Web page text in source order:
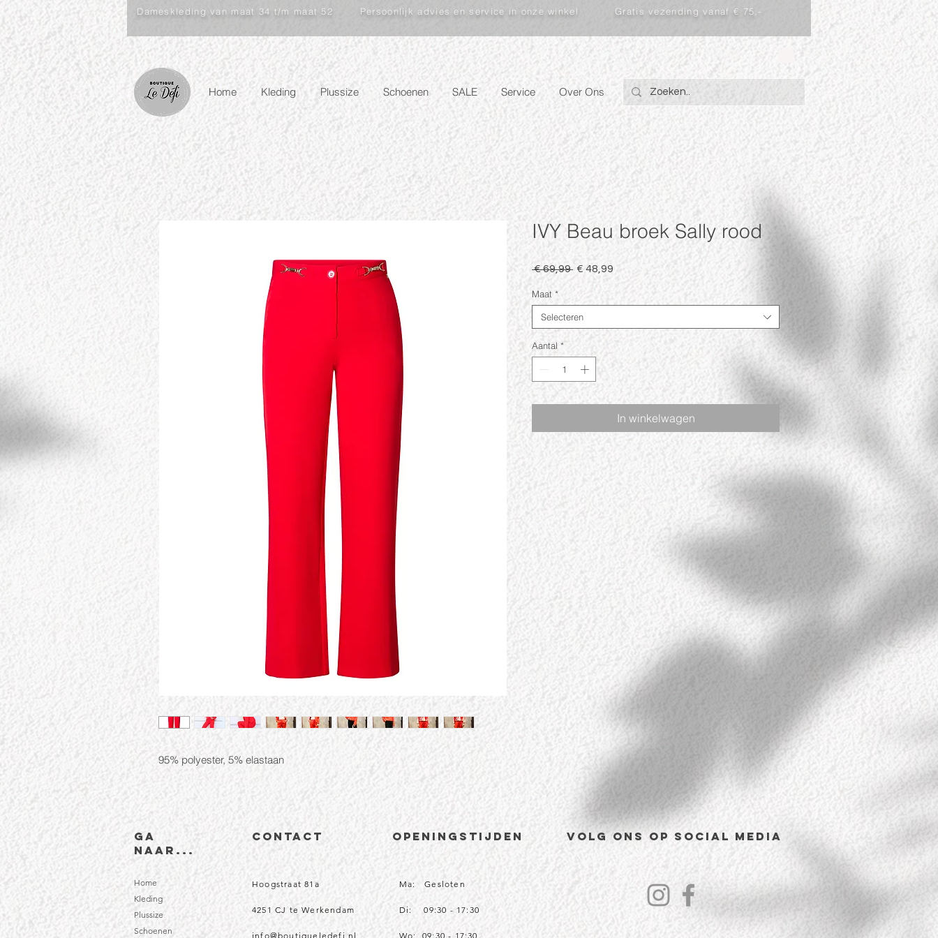
Dameskleding van maat 34 t/m maat 52 Persoonlijk advies en service in onze winkel Gratis vezending vanaf € 75,-
Inloggen
Home Kleding Plussize Schoenen SALE Service Over Ons
95% polyester, 5% elastaan
IVY Beau broek Sally rood
€ 69,99 Normale
€ 48,99 Verkoopprijs
Maat *
Selecteren
Aantal *
In winkelwagen
Ga
naar...
CONTACT Openingstijden
Hoogstraat 81a
4251 CJ te Werkendam
info@boutiqueledefi.nl
Home
Kleding
Plussize
Schoenen
Ma: Gesloten
Di: 09:30 - 17:30
Wo: 09:30 - 17:30
volg ons op Social Media